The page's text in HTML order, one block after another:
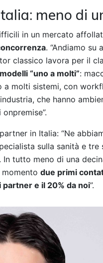
meno di
in un mercato
. “Andiamo su
classico lavora per il
modelli “uno a molti”:
a molti sistemi, con
che hanno
in Italia: “Ne
sulla sanità e
In tutto meno di una
momento due primi
e il 20% da noi”.